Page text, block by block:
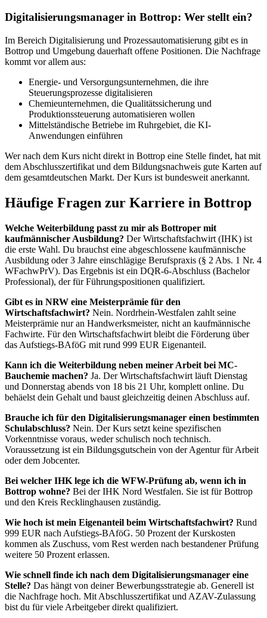
Digitalisierungsmanager in Bottrop: Wer stellt ein?
Im Bereich Digitalisierung und Prozessautomatisierung gibt es in
Bottrop und Umgebung dauerhaft offene Positionen. Die Nachfrage
kommt vor allem aus:
Energie- und Versorgungsunternehmen, die ihre
Steuerungsprozesse digitalisieren
Chemieunternehmen, die Qualitätssicherung und
Produktionssteuerung automatisieren wollen
Mittelständische Betriebe im Ruhrgebiet, die KI-
Anwendungen einführen
Wer nach dem Kurs nicht direkt in Bottrop eine Stelle findet, hat mit
dem Abschlusszertifikat und dem Bildungsnachweis gute Karten auf
dem gesamtdeutschen Markt. Der Kurs ist bundesweit anerkannt.
Häufige Fragen zur Karriere in Bottrop
Welche Weiterbildung passt zu mir als Bottroper mit
kaufmännischer Ausbildung? Der Wirtschaftsfachwirt (IHK) ist
die erste Wahl. Du brauchst eine abgeschlossene kaufmännische
Ausbildung oder 3 Jahre einschlägige Berufspraxis (§ 2 Abs. 1 Nr. 4
WFachwPrV). Das Ergebnis ist ein DQR-6-Abschluss (Bachelor
Professional), der für Führungspositionen qualifiziert.
Gibt es in NRW eine Meisterprämie für den
Wirtschaftsfachwirt? Nein. Nordrhein-Westfalen zahlt seine
Meisterprämie nur an Handwerksmeister, nicht an kaufmännische
Fachwirte. Für den Wirtschaftsfachwirt bleibt die Förderung über
das Aufstiegs-BAföG mit rund 999 EUR Eigenanteil.
Kann ich die Weiterbildung neben meiner Arbeit bei MC-
Bauchemie machen? Ja. Der Wirtschaftsfachwirt läuft Dienstag
und Donnerstag abends von 18 bis 21 Uhr, komplett online. Du
behäelst dein Gehalt und baust gleichzeitig deinen Abschluss auf.
Brauche ich für den Digitalisierungsmanager einen bestimmten
Schulabschluss? Nein. Der Kurs setzt keine spezifischen
Vorkenntnisse voraus, weder schulisch noch technisch.
Voraussetzung ist ein Bildungsgutschein von der Agentur für Arbeit
oder dem Jobcenter.
Bei welcher IHK lege ich die WFW-Prüfung ab, wenn ich in
Bottrop wohne? Bei der IHK Nord Westfalen. Sie ist für Bottrop
und den Kreis Recklinghausen zuständig.
Wie hoch ist mein Eigenanteil beim Wirtschaftsfachwirt? Rund
999 EUR nach Aufstiegs-BAföG. 50 Prozent der Kurskosten
kommen als Zuschuss, vom Rest werden nach bestandener Prüfung
weitere 50 Prozent erlassen.
Wie schnell finde ich nach dem Digitalisierungsmanager eine
Stelle? Das hängt von deiner Bewerbungsstrategie ab. Generell ist
die Nachfrage hoch. Mit Abschlusszertifikat und AZAV-Zulassung
bist du für viele Arbeitgeber direkt qualifiziert.